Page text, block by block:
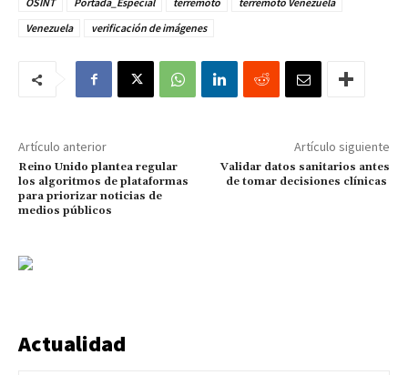
Venezuela
verificación de imágenes
Artículo anterior
Reino Unido plantea regular
los algoritmos de plataformas
para priorizar noticias de
medios públicos
Artículo siguiente
Validar datos sanitarios antes
de tomar decisiones clínicas
Actualidad